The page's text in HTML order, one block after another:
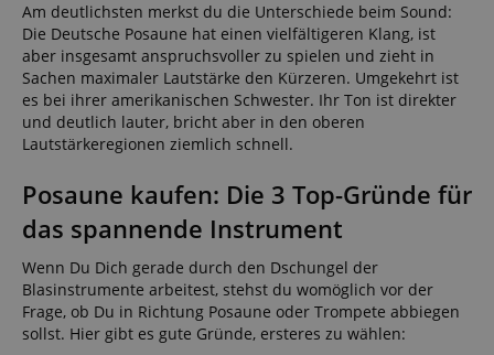
Am deutlichsten merkst du die Unterschiede beim Sound:
Die Deutsche Posaune hat einen vielfältigeren Klang, ist
aber insgesamt anspruchsvoller zu spielen und zieht in
Sachen maximaler Lautstärke den Kürzeren. Umgekehrt ist
es bei ihrer amerikanischen Schwester. Ihr Ton ist direkter
und deutlich lauter, bricht aber in den oberen
Lautstärkeregionen ziemlich schnell.
Posaune kaufen: Die 3 Top-Gründe für
das spannende Instrument
Wenn Du Dich gerade durch den Dschungel der
Blasinstrumente arbeitest, stehst du womöglich vor der
Frage, ob Du in Richtung Posaune oder Trompete abbiegen
sollst. Hier gibt es gute Gründe, ersteres zu wählen: